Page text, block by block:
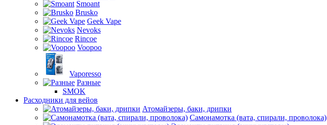
Smoant
Brusko
Geek Vape
Nevoks
Rincoe
Voopoo
Vaporesso
Разные
SMOK
Расходники для вейов
Атомайзеры, баки, дрипки
Самонамотка (вата, спирали, проволока)